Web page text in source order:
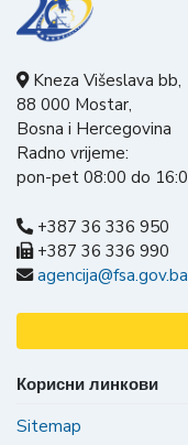
Kneza Višeslava bb,
88 000 Mostar,
Bosna i Hercegovina
Radno vrijeme:
pon-pet 08:00 do
+387 36 336 950
+387 36 336 990
agencija@fsa.gov.ba
Корисни линкови
Sitemap